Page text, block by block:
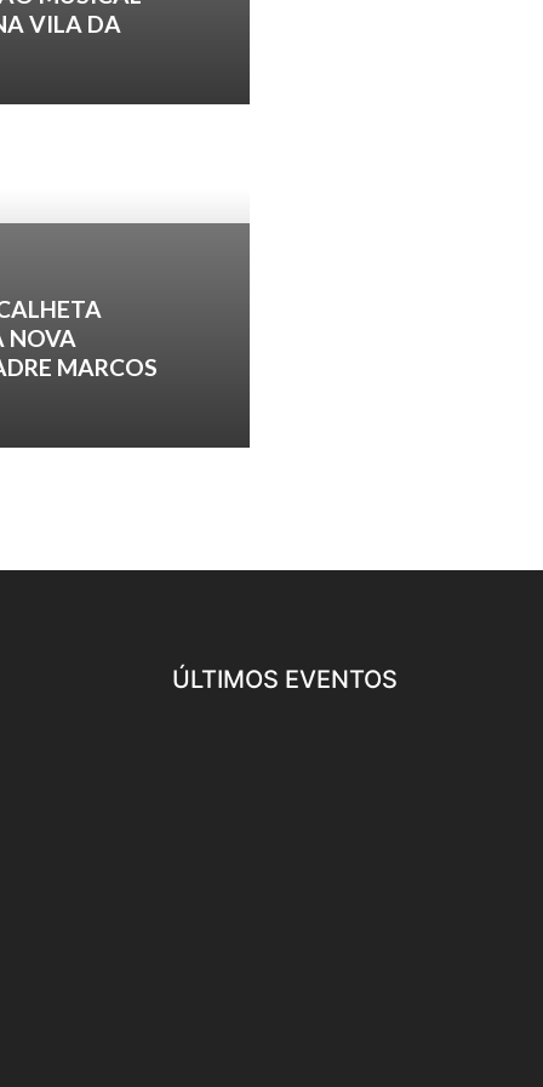
VILA DA
NOVA
MARCOS
ÚLTIMOS EVENTOS